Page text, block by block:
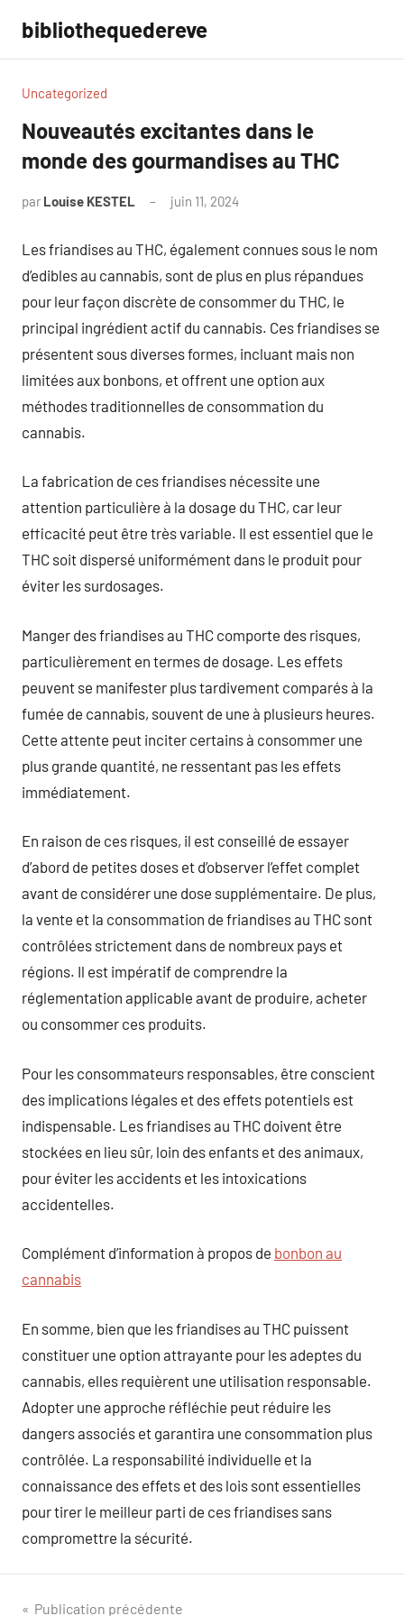
contenu
bibliothequedereve
Uncategorized
Nouveautés excitantes dans le
monde des gourmandises au THC
par Louise KESTEL juin 11, 2024
Les friandises au THC, également connues sous le nom
d’edibles au cannabis, sont de plus en plus répandues
pour leur façon discrète de consommer du THC, le
principal ingrédient actif du cannabis. Ces friandises se
présentent sous diverses formes, incluant mais non
limitées aux bonbons, et offrent une option aux
méthodes traditionnelles de consommation du
cannabis.
La fabrication de ces friandises nécessite une
attention particulière à la dosage du THC, car leur
efficacité peut être très variable. Il est essentiel que le
THC soit dispersé uniformément dans le produit pour
éviter les surdosages.
Manger des friandises au THC comporte des risques,
particulièrement en termes de dosage. Les effets
peuvent se manifester plus tardivement comparés à la
fumée de cannabis, souvent de une à plusieurs heures.
Cette attente peut inciter certains à consommer une
plus grande quantité, ne ressentant pas les effets
immédiatement.
En raison de ces risques, il est conseillé de essayer
d’abord de petites doses et d’observer l’effet complet
avant de considérer une dose supplémentaire. De plus,
la vente et la consommation de friandises au THC sont
contrôlées strictement dans de nombreux pays et
régions. Il est impératif de comprendre la
réglementation applicable avant de produire, acheter
ou consommer ces produits.
Pour les consommateurs responsables, être conscient
des implications légales et des effets potentiels est
indispensable. Les friandises au THC doivent être
stockées en lieu sûr, loin des enfants et des animaux,
pour éviter les accidents et les intoxications
accidentelles.
Complément d’information à propos de bonbon au
cannabis
En somme, bien que les friandises au THC puissent
constituer une option attrayante pour les adeptes du
cannabis, elles requièrent une utilisation responsable.
Adopter une approche réfléchie peut réduire les
dangers associés et garantira une consommation plus
contrôlée. La responsabilité individuelle et la
connaissance des effets et des lois sont essentielles
pour tirer le meilleur parti de ces friandises sans
compromettre la sécurité.
Publication précédente